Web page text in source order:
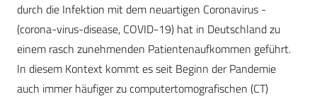
durch die Infektion mit dem neuartigen Coronavirus ­
(corona-virus-disease, COVID-19) hat in Deutschland zu
einem rasch zunehmenden Patientenaufkommen geführt.
In diesem Kontext kommt es seit Beginn der Pandemie
auch immer häufiger zu computertomografischen (CT)